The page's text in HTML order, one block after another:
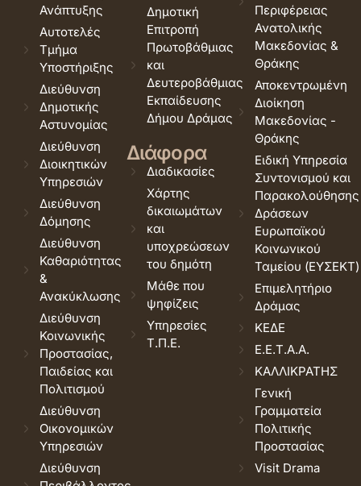
Ανάπτυξης
Αυτοτελές
Τμήμα
Υποστήριξης
Διεύθυνση
Δημοτικής
Αστυνομίας
Διεύθυνση
Διοικητικών
Υπηρεσιών
Διεύθυνση
Δόμησης
Διεύθυνση
Καθαριότητας
&
Ανακύκλωσης
Διεύθυνση
Κοινωνικής
Προστασίας,
Παιδείας και
Πολιτισμού
Διεύθυνση
Οικονομικών
Υπηρεσιών
Διεύθυνση
Δημοτική
Επιτροπή
Πρωτοβάθμιας
και
Δευτεροβάθμιας
Εκπαίδευσης
Δήμου Δράμας
Διάφορα
Διαδικασίες
Χάρτης
δικαιωμάτων
και
υποχρεώσεων
του δημότη
Μάθε που
ψηφίζεις
Υπηρεσίες
Τ.Π.Ε.
Περιφέρειας
Ανατολικής
Μακεδονίας &
Θράκης
Αποκεντρωμένη
Διοίκηση
Μακεδονίας -
Θράκης
Ειδική Υπηρεσία
Συντονισμού και
Παρακολούθησης
Δράσεων
Ευρωπαϊκού
Κοινωνικού
Ταμείου (ΕΥΣΕΚΤ)
Επιμελητήριο
Δράμας
ΚΕΔΕ
Ε.Ε.Τ.Α.Α.
ΚΑΛΛΙΚΡΑΤΗΣ
Γενική
Γραμματεία
Πολιτικής
Προστασίας
Visit Drama